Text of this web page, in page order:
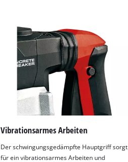
used.
Consent
Vibrationsarmes Arbeiten
Der schwingungsgedämpfte Hauptgriff sorgt
für ein vibrationsarmes Arbeiten und